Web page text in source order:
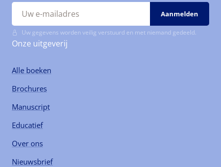
Uw gegevens worden veilig verstuurd en met niemand gedeeld.
Onze uitgeverij
Alle boeken
Brochures
Manuscript
Educatief
Over ons
Nieuwsbrief